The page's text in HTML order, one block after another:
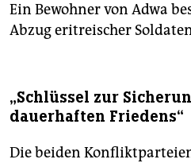
Ein Bewohner von Adwa
Abzug eritreischer
„Schlüssel zur
dauerhaften Friedens“
Die beiden